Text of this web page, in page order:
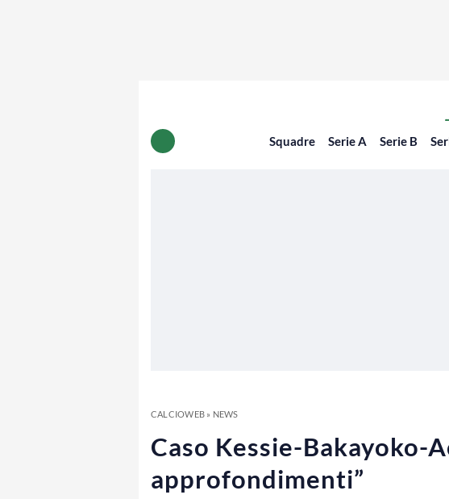
Squadre Serie A Serie B
CALCIOWEB» NEWS
Caso Kessie-
approfondimenti”